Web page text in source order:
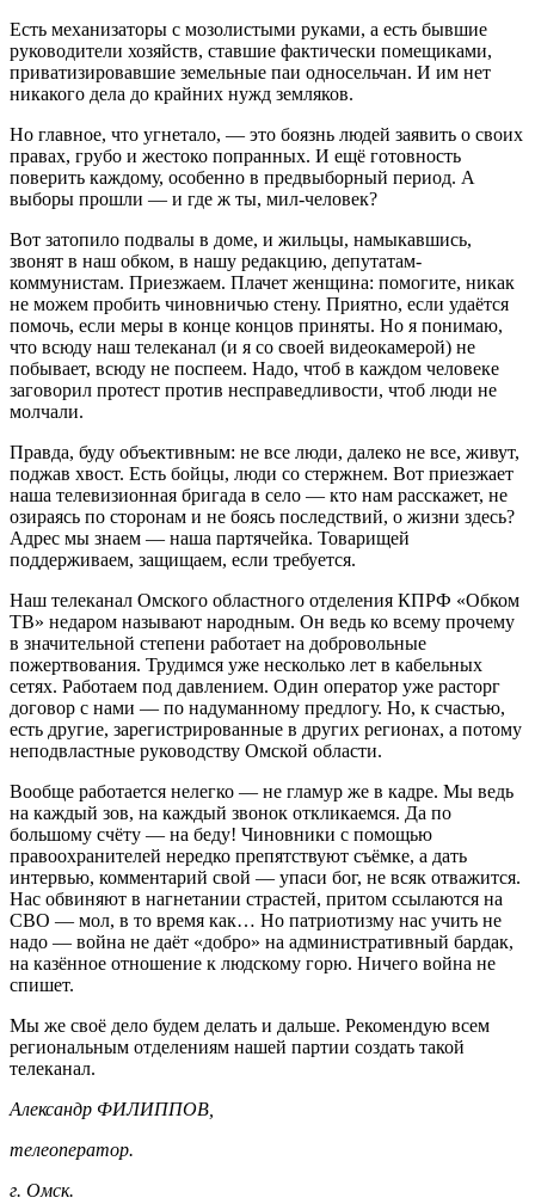
Есть механизаторы с мозолистыми руками, а есть бывшие
руководители хозяйств, ставшие фактически помещиками,
приватизировавшие земельные паи односельчан. И им нет
никакого дела до крайних нужд земляков.
Но главное, что угнетало, — это боязнь людей заявить о своих
правах, грубо и жестоко попранных. И ещё готовность
поверить каждому, особенно в предвыборный период. А
выборы прошли — и где ж ты, мил-человек?
Вот затопило подвалы в доме, и жильцы, намыкавшись,
звонят в наш обком, в нашу редакцию, депутатам-
коммунистам. Приезжаем. Плачет женщина: помогите, никак
не можем пробить чиновничью стену. Приятно, если удаётся
помочь, если меры в конце концов приняты. Но я понимаю,
что всюду наш телеканал (и я со своей видеокамерой) не
побывает, всюду не поспеем. Надо, чтоб в каждом человеке
заговорил протест против несправедливости, чтоб люди не
молчали.
Правда, буду объективным: не все люди, далеко не все, живут,
поджав хвост. Есть бойцы, люди со стержнем. Вот приезжает
наша телевизионная бригада в село — кто нам расскажет, не
озираясь по сторонам и не боясь последствий, о жизни здесь?
Адрес мы знаем — наша партячейка. Товарищей
поддерживаем, защищаем, если требуется.
Наш телеканал Омского областного отделения КПРФ «Обком
ТВ» недаром называют народным. Он ведь ко всему прочему
в значительной степени работает на добровольные
пожертвования. Трудимся уже несколько лет в кабельных
сетях. Работаем под давлением. Один оператор уже расторг
договор с нами — по надуманному предлогу. Но, к счастью,
есть другие, зарегистрированные в других регионах, а потому
неподвластные руководству Омской области.
Вообще работается нелегко — не гламур же в кадре. Мы ведь
на каждый зов, на каждый звонок откликаемся. Да по
большому счёту — на беду! Чиновники с помощью
правоохранителей нередко препятствуют съёмке, а дать
интервью, комментарий свой — упаси бог, не всяк отважится.
Нас обвиняют в нагнетании страстей, притом ссылаются на
СВО — мол, в то время как… Но патриотизму нас учить не
надо — война не даёт «добро» на административный бардак,
на казённое отношение к людскому горю. Ничего война не
спишет.
Мы же своё дело будем делать и дальше. Рекомендую всем
региональным отделениям нашей партии создать такой
телеканал.
Александр ФИЛИППОВ,
телеоператор.
г. Омск.